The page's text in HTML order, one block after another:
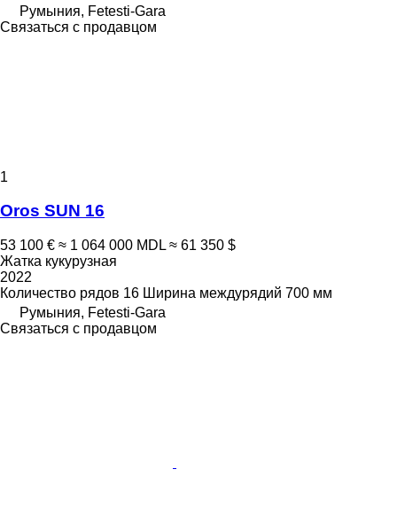
Румыния, Fetesti-Gara
Связаться с продавцом
1
Oros SUN 16
53 100 € ≈ 1 064 000 MDL ≈ 61 350 $
Жатка кукурузная
2022
Количество рядов 16 Ширина междурядий 700 мм
Румыния, Fetesti-Gara
Связаться с продавцом